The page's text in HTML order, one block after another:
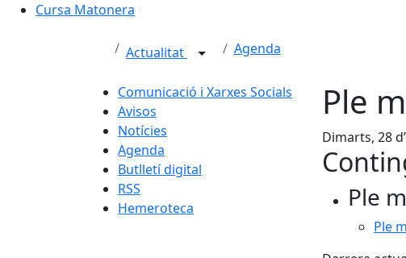
Cursa Matonera
Actualitat Agenda
Comunicació i Xarxes Socials
Avisos
Notícies
Agenda
Butlletí digital
RSS
Hemeroteca
Ple
Dimarts, 28
Ple
Ple